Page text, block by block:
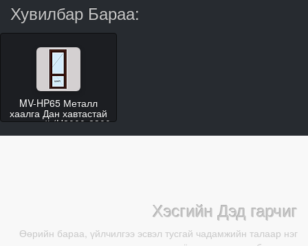
Хувилбар Бараа:
MV-HP65 Металл
хаалга Дан хавтастай
гэгээвчгүй (H2000-2300
W800-1000)
Хэсгийн Дэд гарчиг
Өөрийн бараа, үйлчилгээ эсвэл тусгай чадамжийн талаар нэг